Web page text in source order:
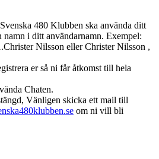
480 Klubben ska använda ditt
namn i ditt användarnamn. Exempel:
Nilsson eller Christer Nilsson ,
er så ni får åtkomst till hela
Chaten.
Vänligen skicka ett mail till
om ni vill bli